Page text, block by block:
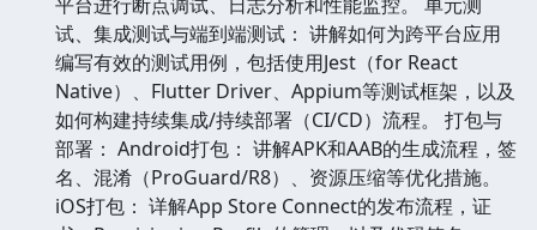
试、集成测试与端到端测试： 讲解如何为跨平台应用
编写有效的测试用例，包括使用Jest（for React
Native）、Flutter Driver、Appium等测试框架，以及
如何构建持续集成/持续部署（CI/CD）流程。 打包与
部署： Android打包： 讲解APK和AAB的生成流程，签
名、混淆（ProGuard/R8）、资源压缩等优化措施。
iOS打包： 详解App Store Connect的发布流程，证